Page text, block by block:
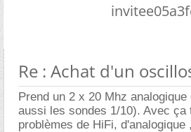
Re : Achat d'un
Prend un 2 x 20 Mhz
aussi les sondes 1/10). Avec ça
problèmes de HiFi, d'analogique